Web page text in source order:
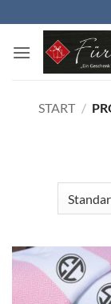
Inhalt
springen
START /